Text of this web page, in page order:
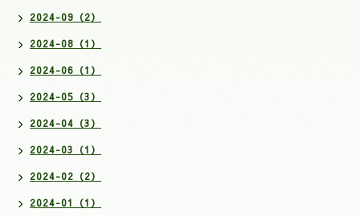
2024-09（2）
2024-08（1）
2024-06（1）
2024-05（3）
2024-04（3）
2024-03（1）
2024-02（2）
2024-01（1）